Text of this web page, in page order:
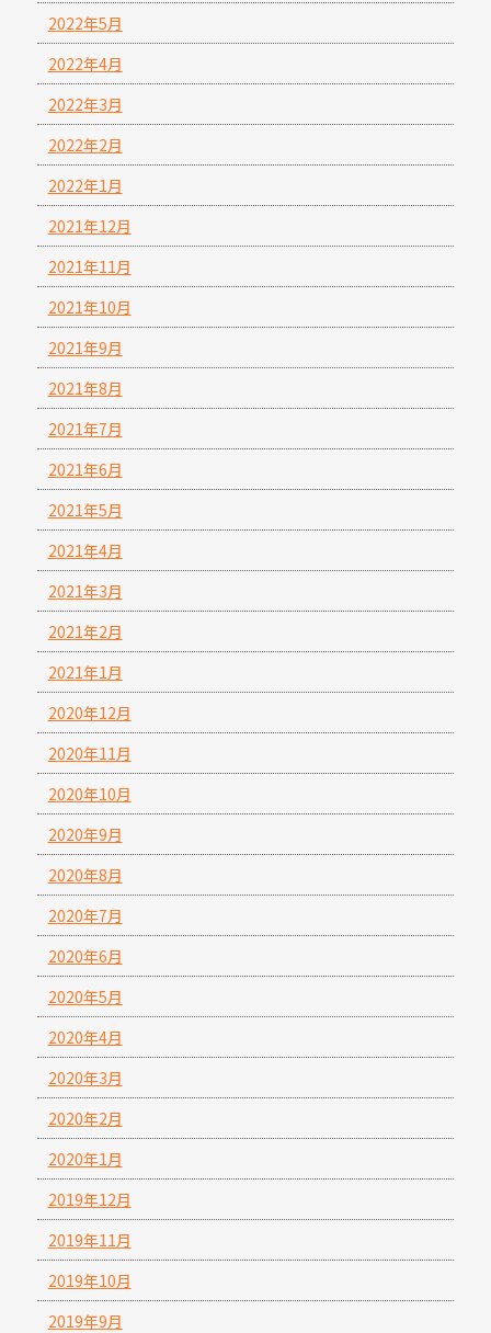
2022年5月
2022年4月
2022年3月
2022年2月
2022年1月
2021年12月
2021年11月
2021年10月
2021年9月
2021年8月
2021年7月
2021年6月
2021年5月
2021年4月
2021年3月
2021年2月
2021年1月
2020年12月
2020年11月
2020年10月
2020年9月
2020年8月
2020年7月
2020年6月
2020年5月
2020年4月
2020年3月
2020年2月
2020年1月
2019年12月
2019年11月
2019年10月
2019年9月